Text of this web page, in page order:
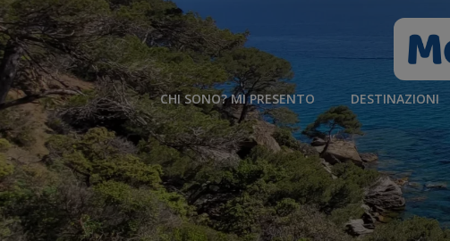
Vai
al
contenuto
CHI SONO? MI PRESENTO DESTINAZIONI